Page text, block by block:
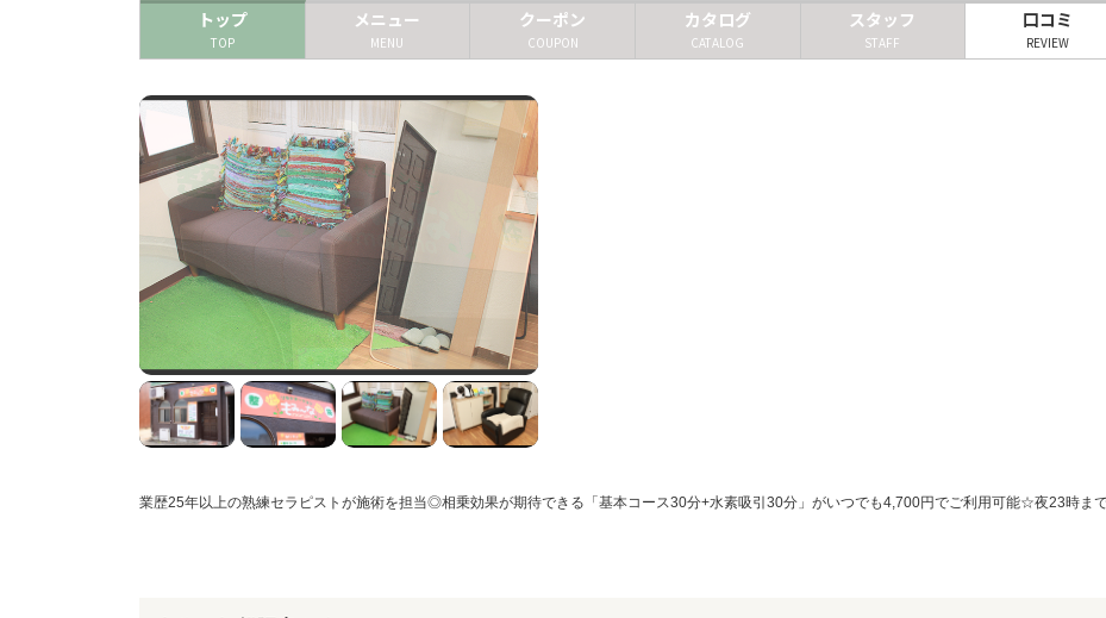
トップ
TOP
メニュー
MENU
クーポン
COUPON
カタログ
CATALOG
スタッフ
STAFF
口コミ
REVIEW
業歴25年以上の熟練セラピストが施術を担当◎相乗効果が期待できる「基本コース30分+水素吸引30分」がいつでも4,700円でご利用可能☆夜23時ま